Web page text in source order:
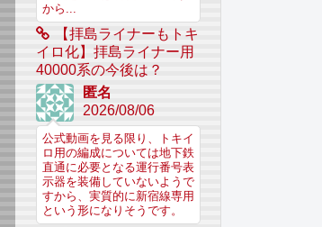
から...
【拝島ライナーもトキ
イロ化】拝島ライナー用
40000系の今後は？
匿名
2026/08/06
公式動画を見る限り、トキイ
ロ用の編成については地下鉄
直通に必要となる運行番号表
示器を装備していないようで
すから、実質的に新宿線専用
という形になりそうです。